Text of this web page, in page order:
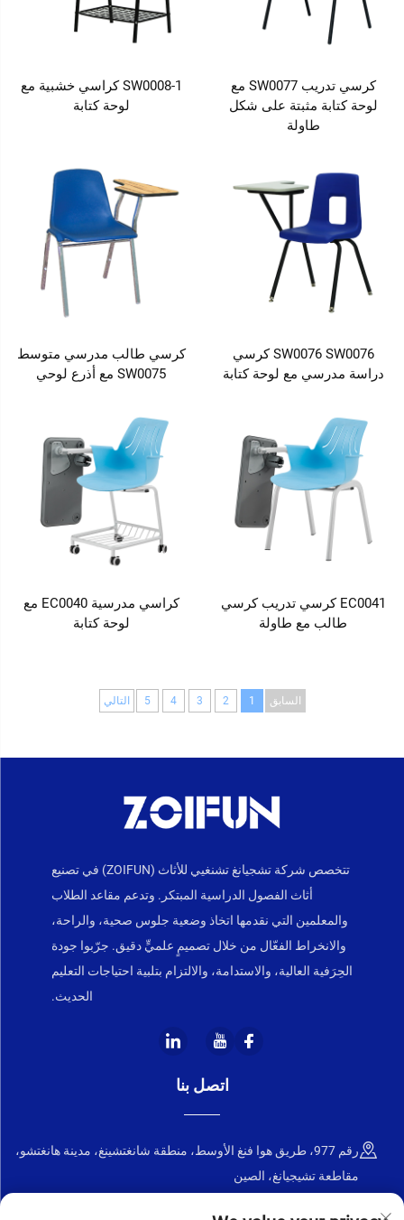
كرسي تدريب SW0077 مع
لوحة كتابة مثبتة على شكل
طاولة
SW0008-1 كراسي خشبية مع
لوحة كتابة
SW0076 SW0076 كرسي
دراسة مدرسي مع لوحة كتابة
كرسي طالب مدرسي متوسط
SW0075 مع أذرع لوحي
EC0041 كرسي تدريب كرسي
طالب مع طاولة
كراسي مدرسية EC0040 مع
لوحة كتابة
السابق 1
2
3
4
5 التالي
تتخصص شركة تشجيانغ تشنغيي للأثاث (ZOIFUN) في تصنيع
أثاث الفصول الدراسية المبتكر. وتدعم مقاعد الطلاب
والمعلمين التي نقدمها اتخاذ وضعية جلوس صحية، والراحة،
والانخراط الفعّال من خلال تصميمٍ علميٍّ دقيق. جرّبوا جودة
الحِرَفية العالية، والاستدامة، والالتزام بتلبية احتياجات التعليم
الحديث.
اتصل بنا
رقم 977، طريق هوا فنغ الأوسط، منطقة شانغتشينغ، مدينة هانغتشو،
مقاطعة تشيجيانغ، الصين
+86-18668589258